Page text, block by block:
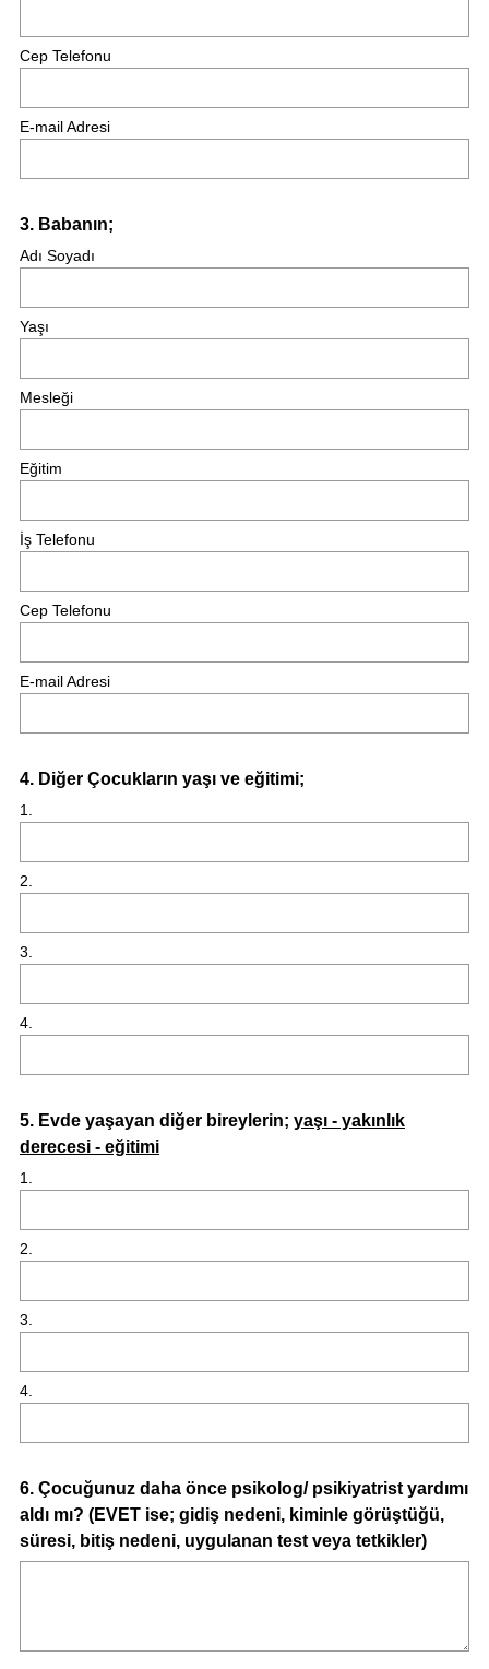
Cep Telefonu
E-mail Adresi
Question
Title
3. Babanın;
Adı Soyadı
Yaşı
Mesleği
Eğitim
İş Telefonu
Cep Telefonu
E-mail Adresi
Question
Title
4. Diğer Çocukların yaşı ve eğitimi;
1.
2.
3.
4.
Question
Title
5. Evde yaşayan diğer bireylerin; yaşı - yakınlık
derecesi - eğitimi
1.
2.
3.
4.
Question
Title
6. Çocuğunuz daha önce psikolog/ psikiyatrist yardımı
aldı mı? (EVET ise; gidiş nedeni, kiminle görüştüğü,
süresi, bitiş nedeni, uygulanan test veya tetkikler)